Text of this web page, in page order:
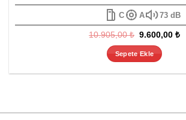
C A 73 dB
10.905,00₺ Orijinal
10.905,00 ₺.
9.600,00₺Şu
Sepete Ekle